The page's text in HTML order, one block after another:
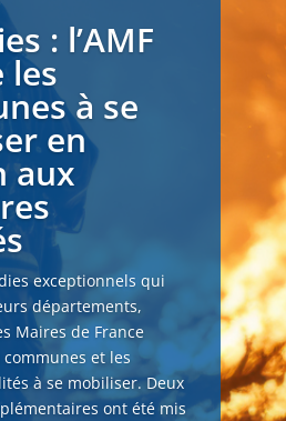
: l’AMF
les
à se
en
aux
exceptionnels qui
départements,
Maires de France
communes et les
à se mobiliser. Deux
ont été mis